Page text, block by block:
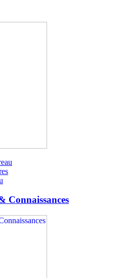
Connaissances